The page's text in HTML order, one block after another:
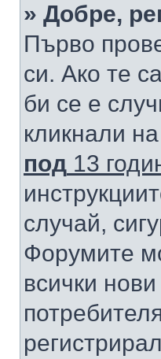
» Добре,
Първо
си. Ако те
би се е
кликнали на
под 13
случай,
Форумите
всички